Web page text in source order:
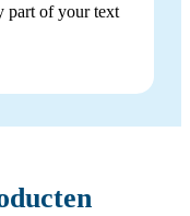
part of your text